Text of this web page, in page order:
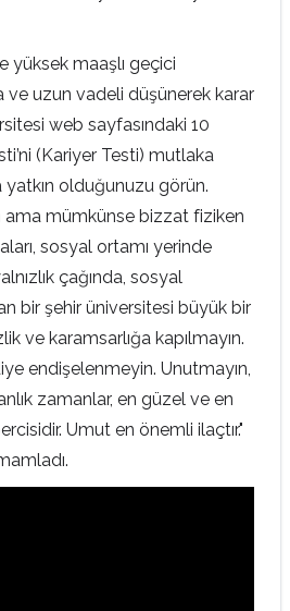
yüksek maaşlı geçici
uzun vadeli düşünerek karar
web sayfasındaki 10
(Kariyer Testi) mutlaka
yatkın olduğunuzu görün.
mümkünse bizzat fiziken
sosyal ortamı yerinde
çağında, sosyal
bir şehir üniversitesi büyük bir
ve karamsarlığa kapılmayın.
endişelenmeyin. Unutmayın,
zamanlar, en güzel ve en
Umut en önemli ilaçtır."